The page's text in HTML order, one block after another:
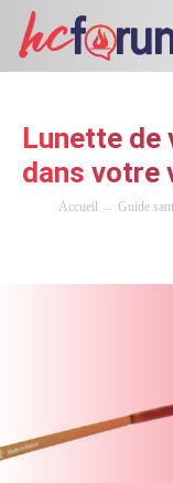
Lunette de
dans votre
Accueil Guide